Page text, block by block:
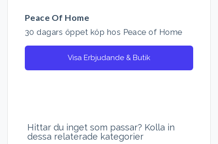
Peace Of Home
30 dagars öppet köp hos Peace of Home
Visa Erbjudande & Butik
Hittar du inget som passar? Kolla in
dessa relaterade kategorier